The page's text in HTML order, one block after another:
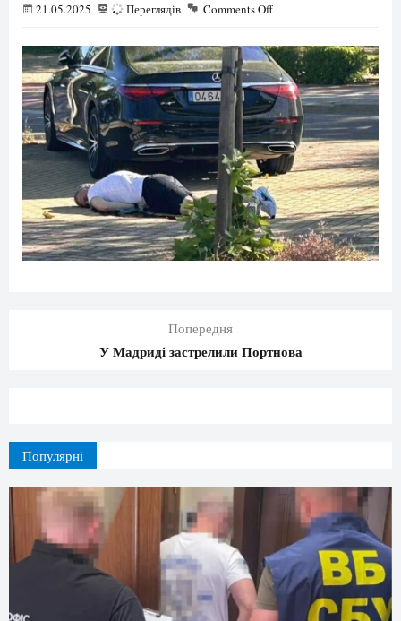
21.05.2025 52 Переглядів Comments Off
Попередня
У Мадриді застрелили Портнова
Популярні